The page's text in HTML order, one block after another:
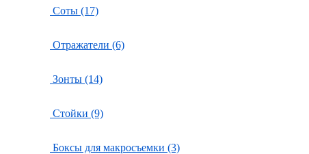
Соты (17)
Отражатели (6)
Зонты (14)
Стойки (9)
Боксы для макросъемки (3)